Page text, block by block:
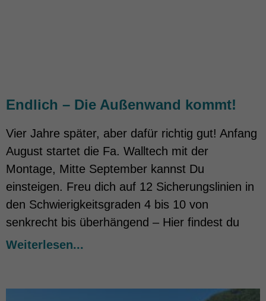
Endlich – Die Außenwand kommt!
Vier Jahre später, aber dafür richtig gut! Anfang
August startet die Fa. Walltech mit der
Montage, Mitte September kannst Du
einsteigen. Freu dich auf 12 Sicherungslinien in
den Schwierigkeitsgraden 4 bis 10 von
senkrecht bis überhängend – Hier findest du
Weiterlesen...